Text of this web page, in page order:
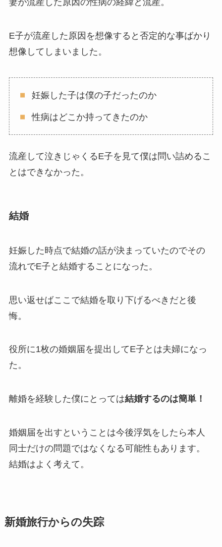
妻が流産した原因の性病の経緯と流産。
E子が流産した原因を想像すると否定的な事ばかり
想像してしまいました。
妊娠した子は僕の子だったのか
性病はどこか持ってきたのか
流産して泣きじゃくるE子を見て僕は問い詰めるこ
とはできなかった。
結婚
妊娠した時点で結婚の話が決まっていたのでその
流れでE子と結婚することになった。
思い返せばここで結婚を取り下げるべきだと後
悔。
役所に1枚の婚姻届を提出してE子とは夫婦になっ
た。
離婚を経験した僕にとっては結婚するのは簡単！
婚姻届を出すということは今後浮気をしたら本人
同士だけの問題ではなくなる可能性もあります。
結婚はよく考えて。
新婚旅行からの失踪